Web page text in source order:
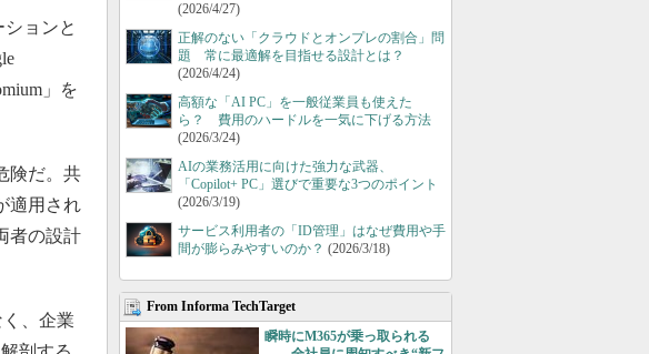
ョンと
」を
険だ。共
適用され
者の設計
、企業
(2026/4/27)
正解のない「クラウドとオンプレの割合」問
題 常に最適解を目指せる設計とは？
(2026/4/24)
高額な「AI PC」を一般従業員も使えた
ら？ 費用のハードルを一気に下げる方法
(2026/3/24)
AIの業務活用に向けた強力な武器、
「Copilot+ PC」選びで重要な3つのポイント
(2026/3/19)
サービス利用者の「ID管理」はなぜ費用や手
間が膨らみやすいのか？ (2026/3/18)
From Informa TechTarget
瞬時にM365が乗っ取られる